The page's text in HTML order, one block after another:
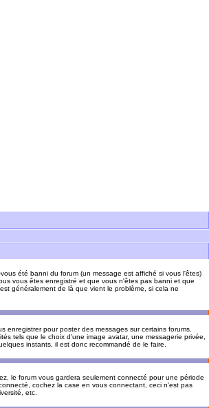
été banni du forum (un message est affiché si vous l'êtes)
vous êtes enregistré et que vous n'êtes pas banni et que
généralement de là que vient le problème, si cela ne
pour poster des messages sur certains forums.
tels que le choix d'une image avatar, une messagerie privée,
instants, il est donc recommandé de le faire.
le forum vous gardera seulement connecté pour une période
cochez la case en vous connectant, ceci n'est pas
etc.